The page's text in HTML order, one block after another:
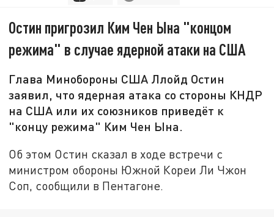
Остин пригрозил Ким Чен Ына "концом
режима" в случае ядерной атаки на США
Глава Минобороны США Ллойд Остин
заявил, что ядерная атака со стороны КНДР
на США или их союзников приведёт к
"концу режима" Ким Чен Ына.
Об этом Остин сказал в ходе встречи с
министром обороны Южной Кореи Ли Чжон
Соп, сообщили в Пентагоне.